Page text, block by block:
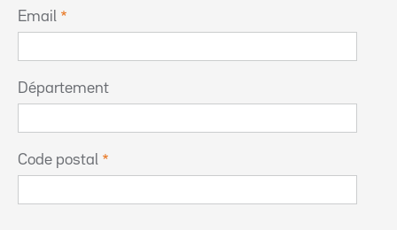
Email
Département
Code postal